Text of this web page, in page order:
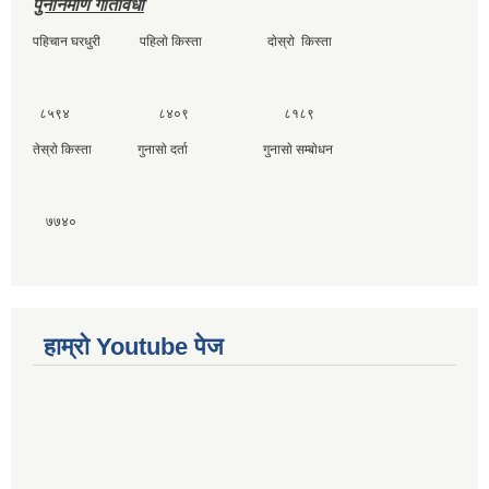
पुननिर्माण गतिविधी
पहिचान घरधुरी पहिलाे किस्ता दाेस्राे किस्ता
८५९४ ८४०९ ८१८९
तेस्राे किस्ता गुनासाे दर्ता गुनासाे सम्बाेधन
७७४०
हाम्राे Youtube पेज